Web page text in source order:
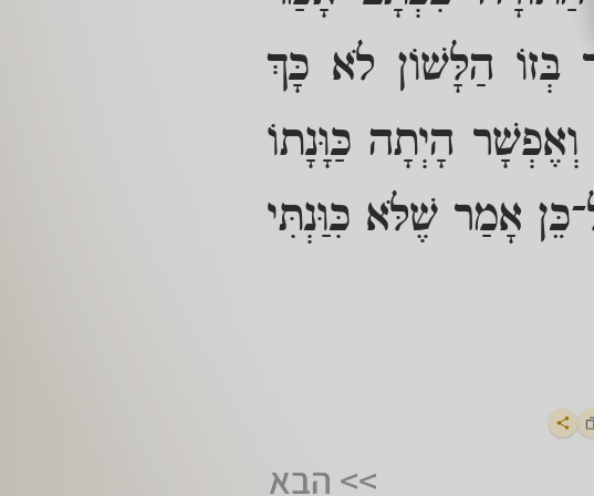
בְּזוֹ הַלָּשׁוֹן לֹא כָּךְ
הָיְתָה כַּוָּנָתוֹ
אָמַר שֶׁלֹּא כִּוַּנְתִּי
>> הבא